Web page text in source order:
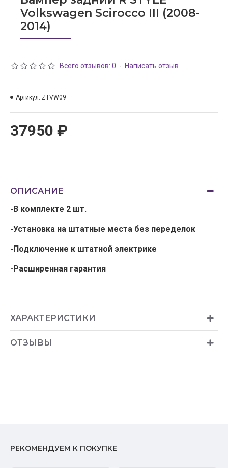
Volkswagen Scirocco III (2008-
2014)
Всего отзывов: 0 - Написать отзыв
37950 ₽
Артикул: ZTVW09
ОПИСАНИЕ
-В комплекте 2 шт.
-Установка на штатные места без переделок
-Подключение к штатной электрике
-Расширенная гарантия
ХАРАКТЕРИСТИКИ
ОТЗЫВЫ
РЕКОМЕНДУЕМ К ПОКУПКЕ